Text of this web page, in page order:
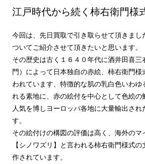
江戸時代から続く柿右衛門様
今回は、先日買取で引き取らせて頂きまし
ついてご紹介させて頂きたいと思います。
その歴史は古く１６４０年代に酒井田喜
門）によって日本独自の赤絵、柿右衛門
われています、特徴的な肌の乳白色いわゆ
れる素地に、赤の絵付を中心として色絵の
人気を博しヨーロッパ各地に大量輸出され
す。
その絵付けの構図の評価は高く、海外のマ
【シノワズリ】と言われる柿右衛門様式
作されています。